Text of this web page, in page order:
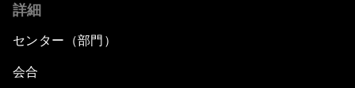
詳細
センター（部門）
会合